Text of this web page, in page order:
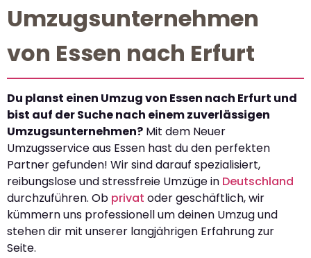
Umzugsunternehmen
von Essen nach Erfurt
Du planst einen Umzug von Essen nach Erfurt und
bist auf der Suche nach einem zuverlässigen
Umzugsunternehmen? Mit dem Neuer
Umzugsservice aus Essen hast du den perfekten
Partner gefunden! Wir sind darauf spezialisiert,
reibungslose und stressfreie Umzüge in Deutschland
durchzuführen. Ob privat oder geschäftlich, wir
kümmern uns professionell um deinen Umzug und
stehen dir mit unserer langjährigen Erfahrung zur
Seite.